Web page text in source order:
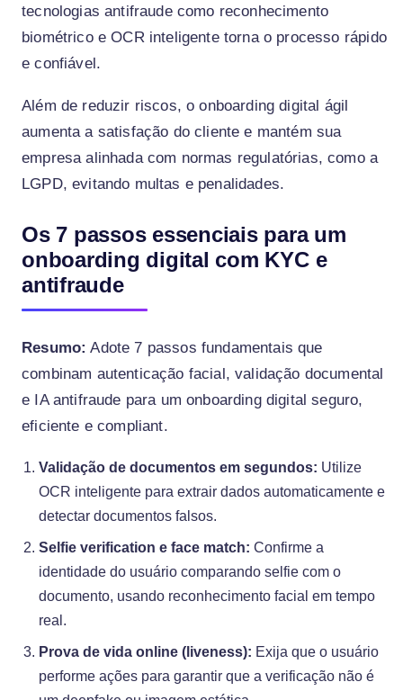
tecnologias antifraude como reconhecimento
biométrico e OCR inteligente torna o processo rápido
e confiável.
Além de reduzir riscos, o onboarding digital ágil
aumenta a satisfação do cliente e mantém sua
empresa alinhada com normas regulatórias, como a
LGPD, evitando multas e penalidades.
Os 7 passos essenciais para um
onboarding digital com KYC e
antifraude
Resumo: Adote 7 passos fundamentais que
combinam autenticação facial, validação documental
e IA antifraude para um onboarding digital seguro,
eficiente e compliant.
Validação de documentos em segundos: Utilize
OCR inteligente para extrair dados automaticamente e
detectar documentos falsos.
Selfie verification e face match: Confirme a
identidade do usuário comparando selfie com o
documento, usando reconhecimento facial em tempo
real.
Prova de vida online (liveness): Exija que o usuário
performe ações para garantir que a verificação não é